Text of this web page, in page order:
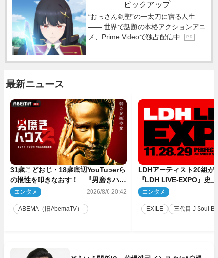
ピックアップ
“おっさん剣聖”の一太刀に宿る人生
―― 世界で話題の本格アクションアニ
メ、Prime Videoで独占配信中
P R
最新ニュース
31歳こどおじ・18歳底辺YouTuberら
の根性を叩きなおす！ 『男磨きハウ
ス』第2弾コーチ陣発表
エンタメ 2026/8/6 20:42
ABEMA（旧AbemaTV）
LDHアーティスト20組
『LDH LIVE‐EXPO』史
技場で開催決定
エンタメ
EXILE 三代目 J Soul